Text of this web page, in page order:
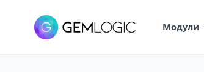
Модули